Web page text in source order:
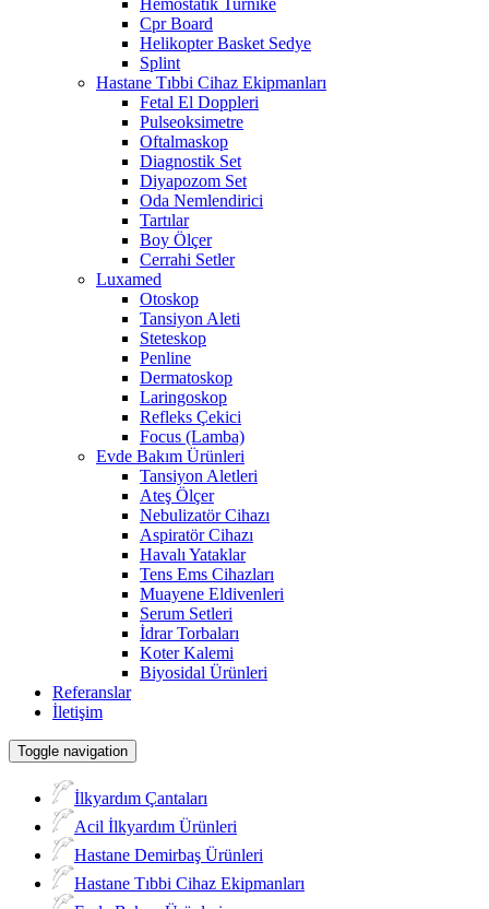
Cpr Board
Helikopter Basket Sedye
Splint
Hastane Tıbbi Cihaz Ekipmanları
Fetal El Doppleri
Pulseoksimetre
Oftalmaskop
Diagnostik Set
Diyapozom Set
Oda Nemlendirici
Tartılar
Boy Ölçer
Cerrahi Setler
Luxamed
Otoskop
Tansiyon Aleti
Steteskop
Penline
Dermatoskop
Laringoskop
Refleks Çekici
Focus (Lamba)
Evde Bakım Ürünleri
Tansiyon Aletleri
Ateş Ölçer
Nebulizatör Cihazı
Aspiratör Cihazı
Havalı Yataklar
Tens Ems Cihazları
Muayene Eldivenleri
Serum Setleri
İdrar Torbaları
Koter Kalemi
Biyosidal Ürünleri
Referanslar
İletişim
Toggle navigation
İlkyardım Çantaları
Acil İlkyardım Ürünleri
Hastane Demirbaş Ürünleri
Hastane Tıbbi Cihaz Ekipmanları